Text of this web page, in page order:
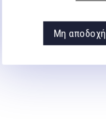
Μη αποδοχή
Καρπαθίου Χ.
35,50€